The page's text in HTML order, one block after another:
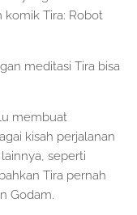
komik Tira: Robot
meditasi Tira bisa
membuat
kisah perjalanan
seperti
Tira pernah
Godam.